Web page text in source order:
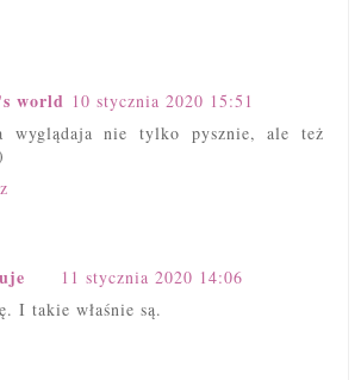
world 10 stycznia 2020 15:51
wyglądaja nie tylko pysznie, ale też
11 stycznia 2020 14:06
I takie właśnie są.